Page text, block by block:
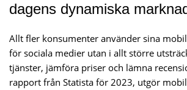
dagens dynamiska
Allt fler konsumenter använder sina
för sociala medier utan i allt större
tjänster, jämföra priser och lämna
rapport från Statista för 2023, utgör